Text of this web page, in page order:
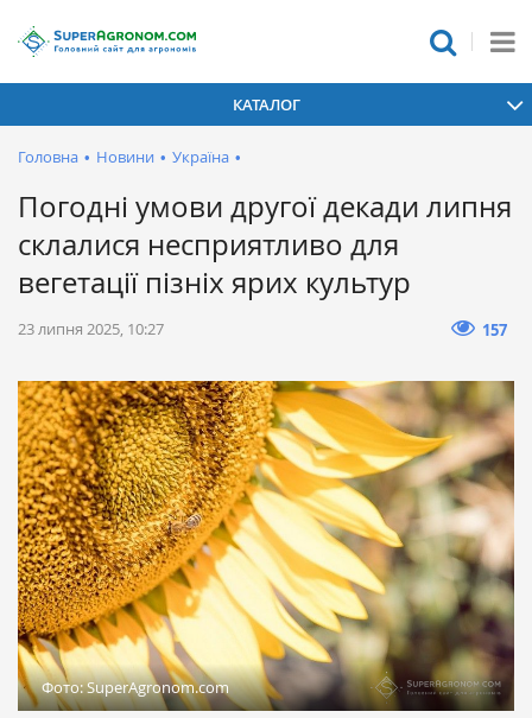
КАТАЛОГ
Головна • Новини • Україна •
Погодні умови другої декади липня
склалися несприятливо для
вегетації пізніх ярих культур
23 липня 2025, 10:27 157
Фото: SuperAgronom.com